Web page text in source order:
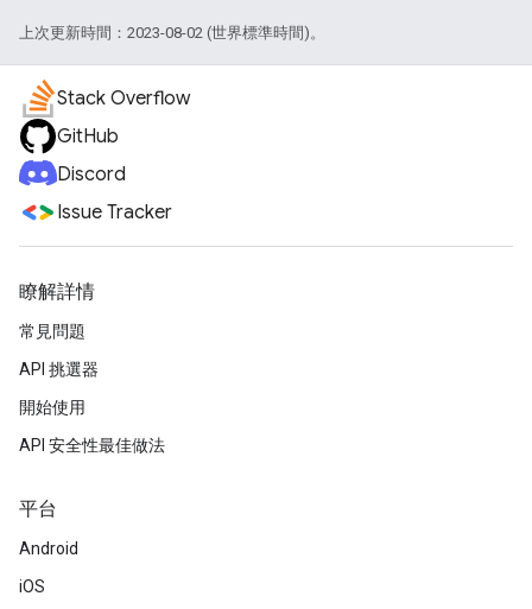
上次更新時間：2023-08-02 (世界標準時間)。
Stack Overflow
GitHub
Discord
Issue Tracker
瞭解詳情
常見問題
API 挑選器
開始使用
API 安全性最佳做法
平台
Android
iOS